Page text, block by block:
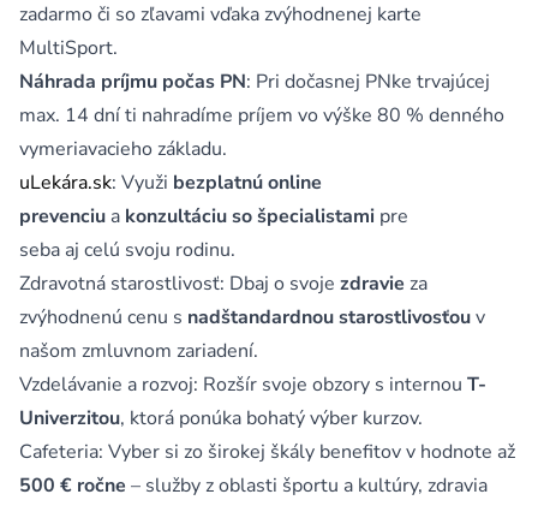
zadarmo či so zľavami vďaka zvýhodnenej karte
MultiSport.
Náhrada príjmu počas PN: Pri dočasnej PNke trvajúcej
max. 14 dní ti nahradíme príjem vo výške 80 % denného
vymeriavacieho základu.
uLekára.sk: Využi bezplatnú online
prevenciu a konzultáciu so špecialistami pre
seba aj celú svoju rodinu.
Zdravotná starostlivosť: Dbaj o svoje zdravie za
zvýhodnenú cenu s nadštandardnou starostlivosťouv
našom zmluvnom zariadení.
Vzdelávanie a rozvoj: Rozšír svoje obzory s internou T-
Univerzitou, ktorá ponúka bohatý výber kurzov.
Cafeteria: Vyber si zo širokej škály benefitov v hodnote až
500 € ročne – služby z oblasti športu a kultúry, zdravia